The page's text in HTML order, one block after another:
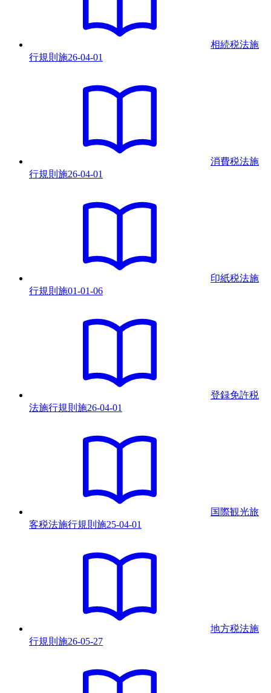
相続税法施
行規則 施26-04-01
消費税法施
行規則 施26-04-01
印紙税法施
行規則 施01-01-06
登録免許税
法施行規則 施26-04-01
国際観光旅
客税法施行規則 施25-04-01
地方税法施
行規則 施26-05-27